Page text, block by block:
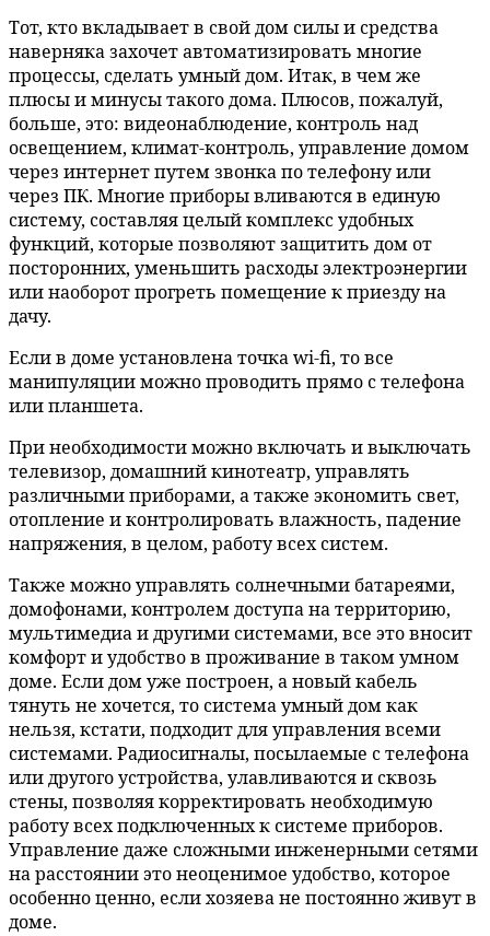
Тот, кто вкладывает в свой дом силы и средства
наверняка захочет автоматизировать многие
процессы, сделать умный дом. Итак, в чем же
плюсы и минусы такого дома. Плюсов, пожалуй,
больше, это: видеонаблюдение, контроль над
освещением, климат-контроль, управление домом
через интернет путем звонка по телефону или
через ПК. Многие приборы вливаются в единую
систему, составляя целый комплекс удобных
функций, которые позволяют защитить дом от
посторонних, уменьшить расходы электроэнергии
или наоборот прогреть помещение к приезду на
дачу.
Если в доме установлена точка wi-fi, то все
манипуляции можно проводить прямо с телефона
или планшета.
При необходимости можно включать и выключать
телевизор, домашний кинотеатр, управлять
различными приборами, а также экономить свет,
отопление и контролировать влажность, падение
напряжения, в целом, работу всех систем.
Также можно управлять солнечными батареями,
домофонами, контролем доступа на территорию,
мультимедиа и другими системами, все это вносит
комфорт и удобство в проживание в таком умном
доме. Если дом уже построен, а новый кабель
тянуть не хочется, то система умный дом как
нельзя, кстати, подходит для управления всеми
системами. Радиосигналы, посылаемые с телефона
или другого устройства, улавливаются и сквозь
стены, позволяя корректировать необходимую
работу всех подключенных к системе приборов.
Управление даже сложными инженерными сетями
на расстоянии это неоценимое удобство, которое
особенно ценно, если хозяева не постоянно живут в
доме.